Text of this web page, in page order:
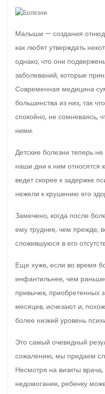
Малыши — создания
как любят утверждать
однако, что они
заболеваний, которые
Современная медицина
большинства из них, так
спокойно, не сомневаясь,
ними.
Детские болезни теперь
наши дни к ним относятся
ведет скорее к задержке
нежели к крушению его
Замечено, ког­да после
ему труднее, чем прежде,
сложившуюся в его
Еще хуже, если во время
инфантильнее, чем
привычек, приобретенных
месяцев, исчезают и,
более низкий уровень
Это са­мый очевидный
сожале­нию, мы придаем
Несмотря на ви­зиты
недомогание, ребенку